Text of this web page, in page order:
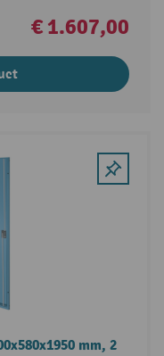
€ 1.607,00
mm, 2